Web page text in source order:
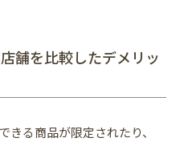
舗を比較したデメリッ
きる商品が限定されたり、